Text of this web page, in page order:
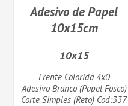
Adesivo de Papel
10x15cm
10x15
Frente Colorida 4x0
Adesivo Branco (Papel Fosco)
Corte Simples (Reto) Cod:337